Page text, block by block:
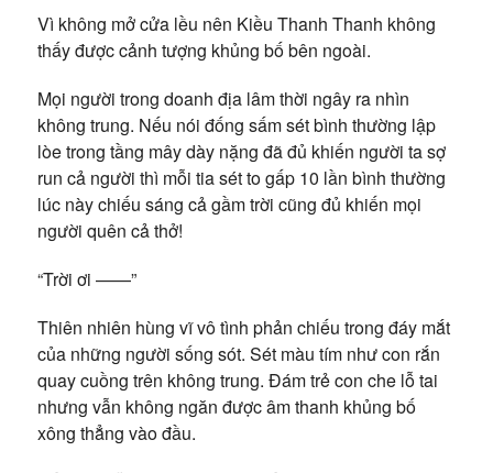
Vì không mở cửa lều nên Kiều Thanh Thanh không
thấy được cảnh tượng khủng bố bên ngoài.
Mọi người trong doanh địa lâm thời ngây ra nhìn
không trung. Nếu nói đống sấm sét bình thường lập
lòe trong tầng mây dày nặng đã đủ khiến người ta sợ
run cả người thì mỗi tia sét to gấp 10 lần bình thường
lúc này chiếu sáng cả gầm trời cũng đủ khiến mọi
người quên cả thở!
“Trời ơi ——”
Thiên nhiên hùng vĩ vô tình phản chiếu trong đáy mắt
của những người sống sót. Sét màu tím như con rắn
quay cuồng trên không trung. Đám trẻ con che lỗ tai
nhưng vẫn không ngăn được âm thanh khủng bố
xông thẳng vào đầu.